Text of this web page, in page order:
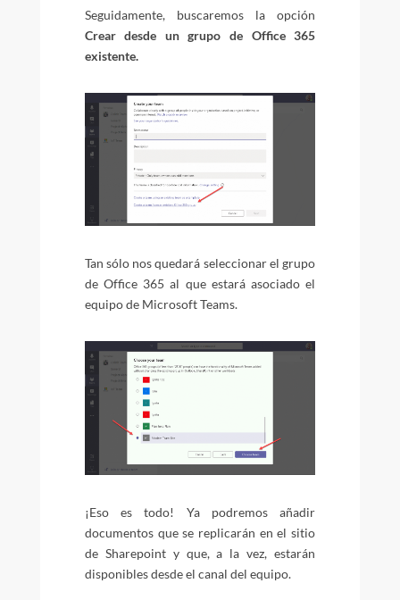
Seguidamente, buscaremos la opción
Crear desde un grupo de Office 365
existente.
Tan sólo nos quedará seleccionar el grupo
de Office 365 al que estará asociado el
equipo de Microsoft Teams.
¡Eso es todo! Ya podremos añadir
documentos que se replicarán en el sitio
de Sharepoint y que, a la vez, estarán
disponibles desde el canal del equipo.